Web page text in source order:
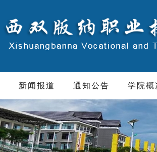
新闻报道 通知公告 学院概